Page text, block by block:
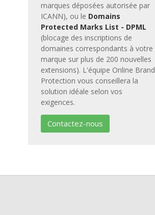
marques déposées autorisée par
ICANN), ou le Domains
Protected Marks List - DPML
(blocage des inscriptions de
domaines correspondants à votre
marque sur plus de 200 nouvelles
extensions). L'équipe Online Brand
Protection vous conseillera la
solution idéale selon vos
exigences.
Contactez-nous